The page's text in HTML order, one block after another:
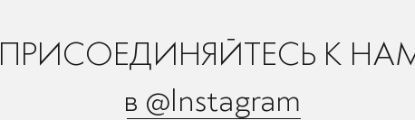
ПРИСОЕДИНЯЙТЕСЬ К
в @Instagram